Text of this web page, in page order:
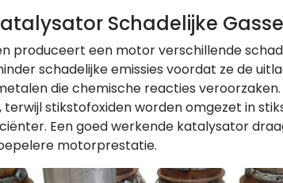
Schadelijke
produceert een motor verschillende
schadelijke emissies voordat ze de
die chemische reacties
terwijl stikstofoxiden worden omgezet in
Een goed werkende katalysator
motorprestatie.